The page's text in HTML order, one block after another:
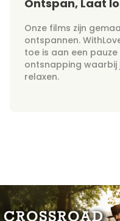
Ontspan, Laat
Onze films zijn
ontspannen.
toe is aan een
ontsnapping waarbij
relaxen.